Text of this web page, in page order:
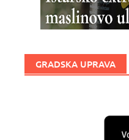
GRADSKA UPRAVA